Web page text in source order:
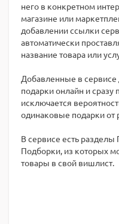
него в конкретном
магазине или
добавлении ссылки
автоматически
название товара или
Добавленные в сервисе
подарки онлайн и сразу
исключается
одинаковые подарки от
В сервисе есть
Подборки, из которых
товары в свой вишлист.